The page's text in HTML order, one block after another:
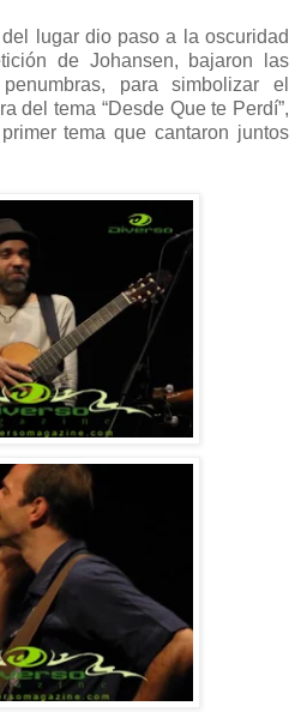
lugar dio paso a la oscuridad
de Johansen, bajaron las
para simbolizar el
del tema “Desde Que te Perdí”,
tema que cantaron juntos